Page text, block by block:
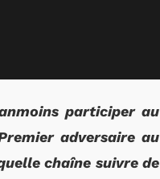
participer au
adversaire au
chaîne suivre de